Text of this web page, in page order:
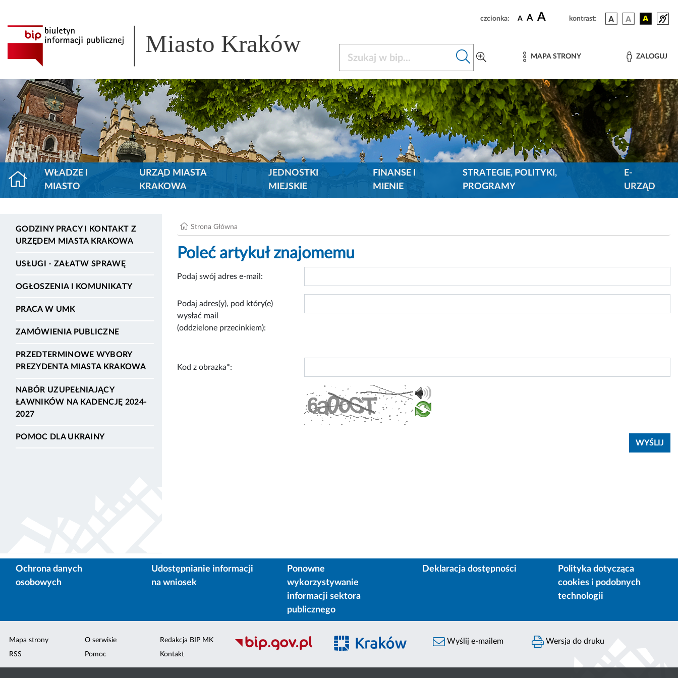
czcionka: A A A kontrast:
Miasto Kraków MAPA STRONY ZALOGUJ
WŁADZE I
MIASTO
URZĄD MIASTA
KRAKOWA
JEDNOSTKI
MIEJSKIE
FINANSE I
MIENIE
STRATEGIE, POLITYKI,
PROGRAMY
E-
URZĄD
GODZINY PRACY I KONTAKT Z
URZĘDEM MIASTA KRAKOWA
USŁUGI - ZAŁATW SPRAWĘ
OGŁOSZENIA I KOMUNIKATY
PRACA W UMK
ZAMÓWIENIA PUBLICZNE
PRZEDTERMINOWE WYBORY
PREZYDENTA MIASTA KRAKOWA
NABÓR UZUPEŁNIAJĄCY
ŁAWNIKÓW NA KADENCJĘ 2024-
2027
POMOC DLA UKRAINY
Strona Główna
Poleć artykuł znajomemu
Podaj swój adres e-mail:
Podaj adres(y), pod który(e)
wysłać mail
(oddzielone przecinkiem):
Kod z obrazka*:
Ochrona danych
osobowych
Udostępnianie informacji
na wniosek
Ponowne
wykorzystywanie
informacji sektora
publicznego
Deklaracja dostępności
Polityka dotycząca
cookies i podobnych
technologii
Mapa strony
RSS
O serwisie
Pomoc
Redakcja BIP MK
Kontakt
Wyślij e-mailem Wersja do druku